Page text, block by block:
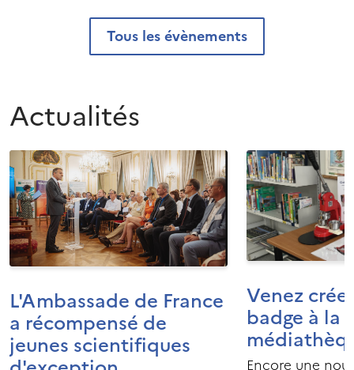
Tous les évènements
Actualités
L'Ambassade de France
a récompensé de
jeunes scientifiques
Venez
badge à la
Encore une